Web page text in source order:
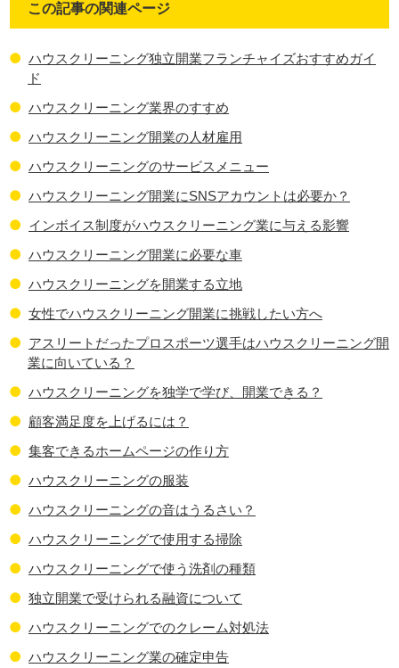
この記事の関連ページ
ハウスクリーニング独立開業フランチャイズおすすめガイ
ド
ハウスクリーニング業界のすすめ
ハウスクリーニング開業の人材雇用
ハウスクリーニングのサービスメニュー
ハウスクリーニング開業にSNSアカウントは必要か？
インボイス制度がハウスクリーニング業に与える影響
ハウスクリーニング開業に必要な車
ハウスクリーニングを開業する立地
女性でハウスクリーニング開業に挑戦したい方へ
アスリートだったプロスポーツ選手はハウスクリーニング開
業に向いている？
ハウスクリーニングを独学で学び、開業できる？
顧客満足度を上げるには？
集客できるホームページの作り方
ハウスクリーニングの服装
ハウスクリーニングの音はうるさい？
ハウスクリーニングで使用する掃除
ハウスクリーニングで使う洗剤の種類
独立開業で受けられる融資について
ハウスクリーニングでのクレーム対処法
ハウスクリーニング業の確定申告